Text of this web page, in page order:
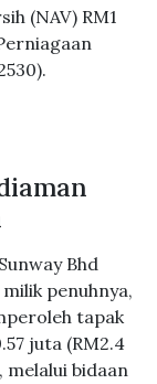
(NAV) RM1
Bhd
penuhnya,
tapak
juta (RM2.4
melalui bidaan